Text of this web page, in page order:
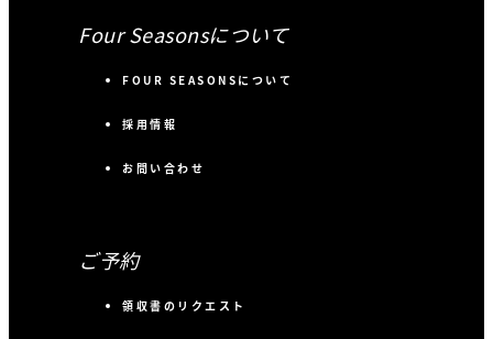
Four Seasonsについて
FOUR SEASONSについて
採用情報
お問い合わせ
ご予約
領収書のリクエスト